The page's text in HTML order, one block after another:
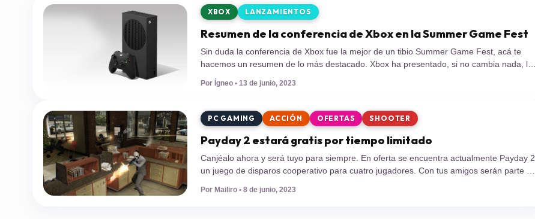
XBOX LANZAMIENTOS
Resumen de la conferencia de Xbox en la Summer Game Fest
Sin duda la conferencia de Xbox fue la mejor de un tibio Summer Game Fest, acá te
hacemos un resumen de lo más destacado. Xbox ha presentado, si no cambia nada, la
mejor conferencia de la Summer Game Fest, evento que viene a reemplazar al extinto
E3. La compañía encabezada por Phil Spencer presentó 27 […]
Por Ígneo • 13 de junio, 2023
PC GAMING ACCIÓN OFERTAS SHOOTER
Payday 2 estará gratis por tiempo limitado
Canjéalo ahora y será tuyo para siempre. En oferta se encuentra actualmente Payday 2,
un juego de disparos cooperativo para cuatro jugadores. Con tus amigos serán parte de
cibercrímenes. El título está gratis a través de la Epic Store hasta el […]
Por Mailiro • 8 de junio, 2023